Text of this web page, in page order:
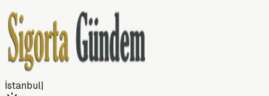
İstanbul|